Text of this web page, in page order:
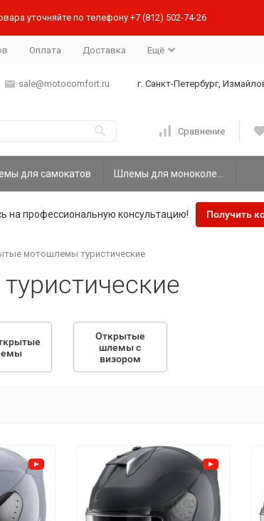
уточняйте по телефону +7 (812) 502-74-26
Оплата Доставка Ещё
sale@motocomfort.ru
г. Санкт-Петербург,
Сравнение
для самокатов
на профессиональную консультацию! Получить
мотошлемы туристические
Открытые
шлемы с
визором